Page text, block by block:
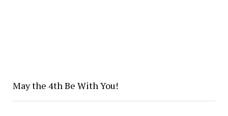
May the 4th Be With You!